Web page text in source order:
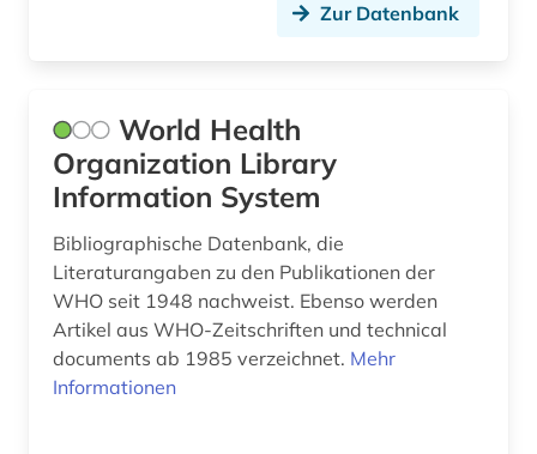
proteomik (1)
prozessrecht (1)
prüfungsfrage (3)
prüfungsfragen (5)
psychiatrie (6)
Zur Datenbank
World Health
Organization Library
Information System
Bibliographische Datenbank, die
Literaturangaben zu den Publikationen der
WHO seit 1948 nachweist. Ebenso werden
Artikel aus WHO-Zeitschriften und technical
documents ab 1985 verzeichnet. Mehr
Informationen